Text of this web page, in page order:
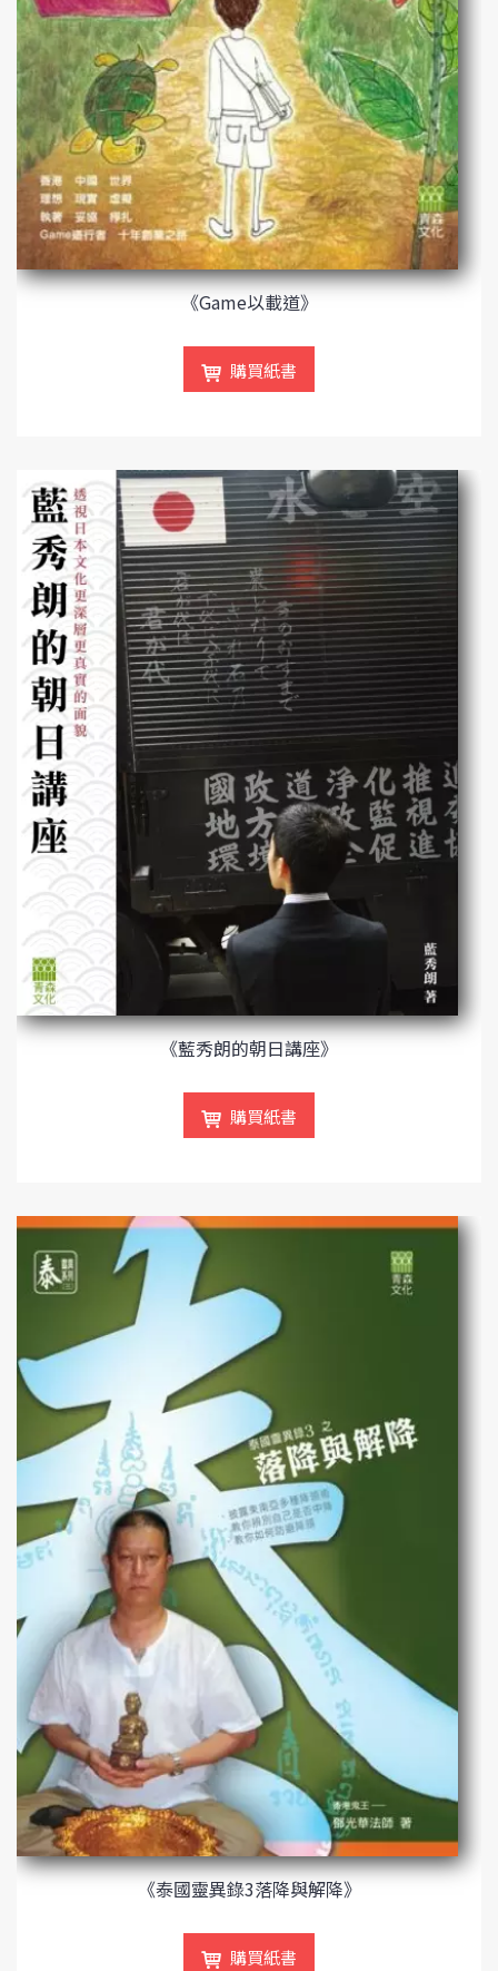
《Game以載道》
購買紙書
《藍秀朗的朝日講座》
購買紙書
《泰國靈異錄3落降與解降》
購買紙書